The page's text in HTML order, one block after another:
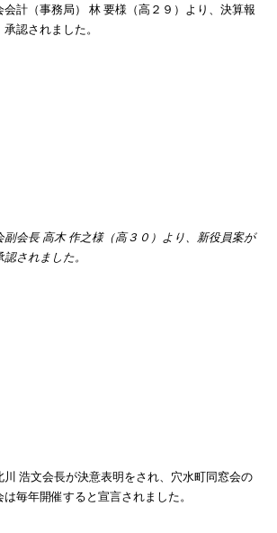
会計（事務局） 林 要様（高２９）より、決算報
認されました。
副会長 高木 作之様（高３０）より、新役員案が
されました。
川 浩文会長が決意表明をされ、穴水町同窓会の
毎年開催すると宣言されました。